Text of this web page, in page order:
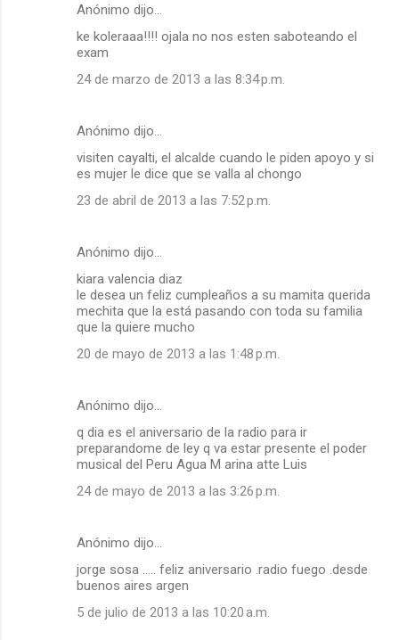
Anónimo dijo…
ke koleraaa!!!! ojala no nos esten saboteando el
exam
24 de marzo de 2013 a las 8:34 p.m.
Anónimo dijo…
visiten cayalti, el alcalde cuando le piden apoyo y si
es mujer le dice que se valla al chongo
23 de abril de 2013 a las 7:52 p.m.
Anónimo dijo…
kiara valencia diaz
le desea un feliz cumpleaños a su mamita querida
mechita que la está pasando con toda su familia
que la quiere mucho
20 de mayo de 2013 a las 1:48 p.m.
Anónimo dijo…
q dia es el aniversario de la radio para ir
preparandome de ley q va estar presente el poder
musical del Peru Agua M arina atte Luis
24 de mayo de 2013 a las 3:26 p.m.
Anónimo dijo…
jorge sosa ..... feliz aniversario .radio fuego .desde
buenos aires argen
5 de julio de 2013 a las 10:20 a.m.